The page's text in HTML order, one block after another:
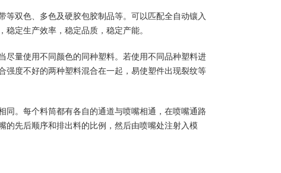
双色、多色及硬胶包胶制品等。可以匹配全自动镶入
定生产效率，稳定品质，稳定产能。
尽量使用不同颜色的同种塑料。若使用不同品种塑料进
强度不好的两种塑料混合在一起，易使塑件出现裂纹等
同。每个料筒都有各自的通道与喷嘴相通，在喷嘴通路
的先后顺序和排出料的比例，然后由喷嘴处注射入模